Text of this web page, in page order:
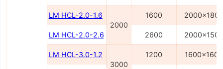
LM HCL-2.0-1.6
2000
1600 2000x1800
LM HCL-2.0-2.6 2600 2000x1500
LM HCL-3.0-1.2
3000
1200 1600x1600